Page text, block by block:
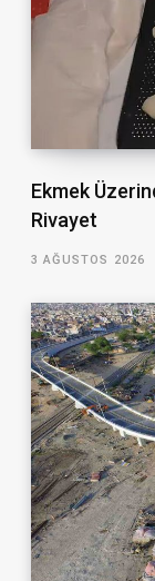
Ekmek
Rivayet
3 AĞUSTOS 2026